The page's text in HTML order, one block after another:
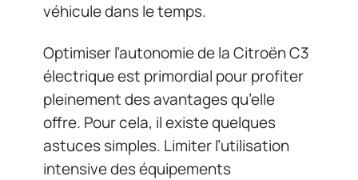
véhicule dans le temps.
Optimiser l’autonomie de la Citroën C3
électrique est primordial pour profiter
pleinement des avantages qu’elle
offre. Pour cela, il existe quelques
astuces simples. Limiter l’utilisation
intensive des équipements